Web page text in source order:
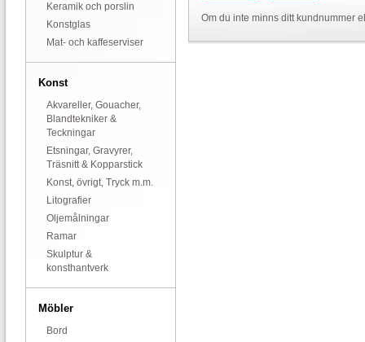
Keramik och porslin
Konstglas
Mat- och kaffeserviser
Konst
Akvareller, Gouacher,
Blandtekniker &
Teckningar
Etsningar, Gravyrer,
Träsnitt & Kopparstick
Konst, övrigt, Tryck m.m.
Litografier
Oljemålningar
Ramar
Skulptur &
konsthantverk
Möbler
Bord
Om du inte minns ditt kundnummer